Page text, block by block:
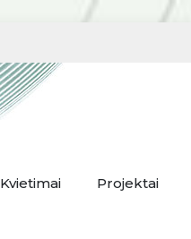
Kvietimai Projektai